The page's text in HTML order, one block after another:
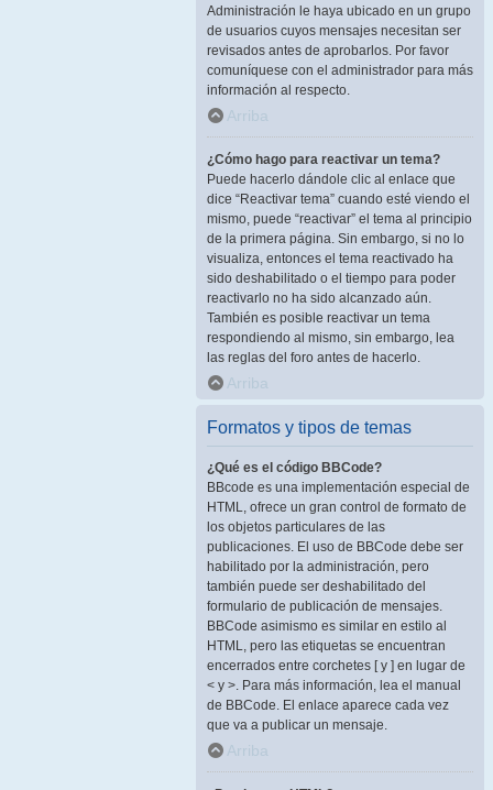
Administración le haya ubicado en un grupo
de usuarios cuyos mensajes necesitan ser
revisados antes de aprobarlos. Por favor
comuníquese con el administrador para más
información al respecto.
Arriba
¿Cómo hago para reactivar un tema?
Puede hacerlo dándole clic al enlace que
dice “Reactivar tema” cuando esté viendo el
mismo, puede “reactivar” el tema al principio
de la primera página. Sin embargo, si no lo
visualiza, entonces el tema reactivado ha
sido deshabilitado o el tiempo para poder
reactivarlo no ha sido alcanzado aún.
También es posible reactivar un tema
respondiendo al mismo, sin embargo, lea
las reglas del foro antes de hacerlo.
Arriba
Formatos y tipos de temas
¿Qué es el código BBCode?
BBcode es una implementación especial de
HTML, ofrece un gran control de formato de
los objetos particulares de las
publicaciones. El uso de BBCode debe ser
habilitado por la administración, pero
también puede ser deshabilitado del
formulario de publicación de mensajes.
BBCode asimismo es similar en estilo al
HTML, pero las etiquetas se encuentran
encerrados entre corchetes [ y ] en lugar de
< y >. Para más información, lea el manual
de BBCode. El enlace aparece cada vez
que va a publicar un mensaje.
Arriba